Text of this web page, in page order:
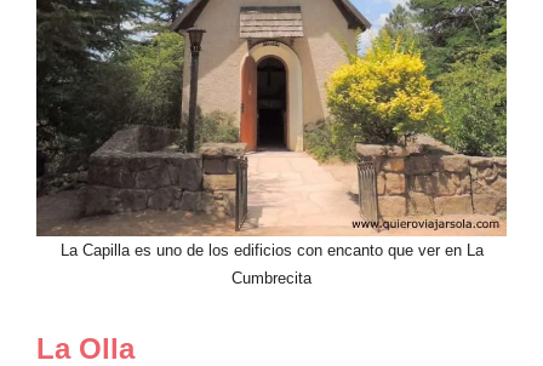
La Capilla es uno de los edificios con encanto que ver en La
Cumbrecita
La Olla